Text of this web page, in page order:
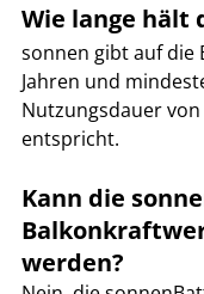
Wie lange hält
sonnen gibt auf die
Jahren und
Nutzungsdauer
entspricht.
Kann die
werden?